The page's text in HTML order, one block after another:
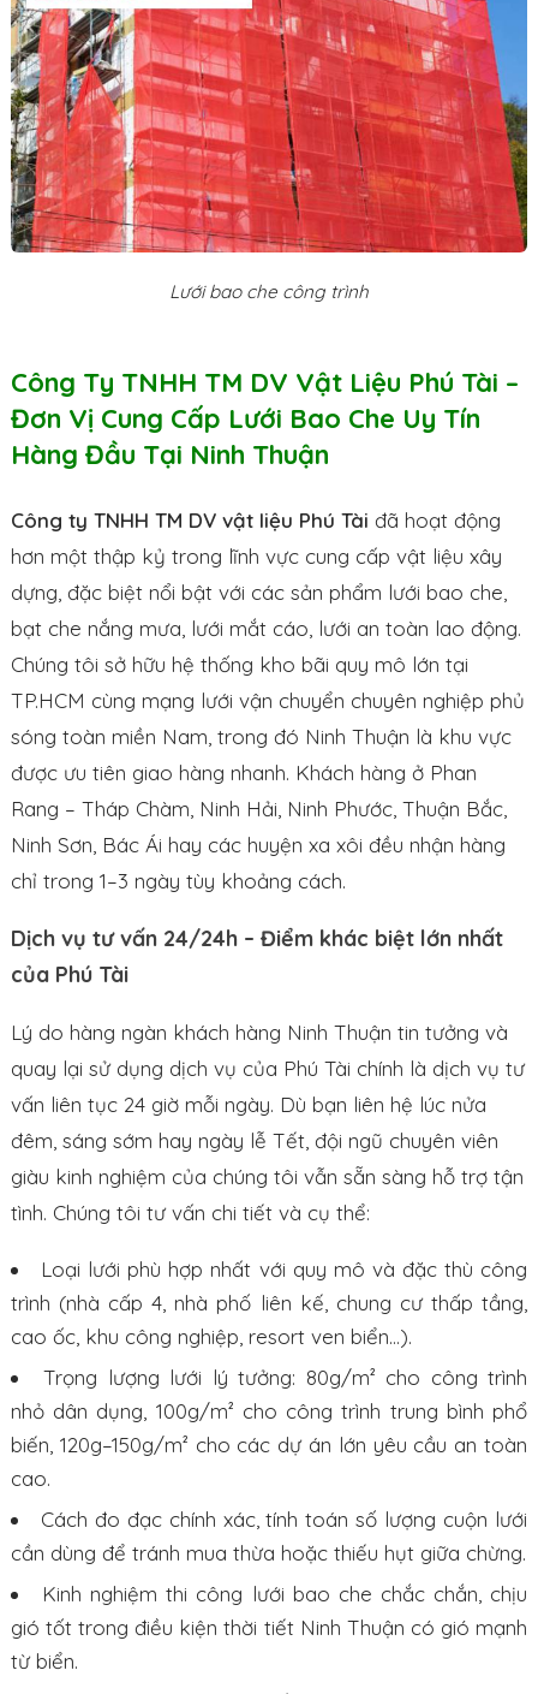
Lưới bao che công trình
Công Ty TNHH TM DV Vật Liệu Phú Tài –
Đơn Vị Cung Cấp Lưới Bao Che Uy Tín
Hàng Đầu Tại Ninh Thuận
Công ty TNHH TM DV vật liệu Phú Tài đã hoạt động
hơn một thập kỷ trong lĩnh vực cung cấp vật liệu xây
dựng, đặc biệt nổi bật với các sản phẩm lưới bao che,
bạt che nắng mưa, lưới mắt cáo, lưới an toàn lao động.
Chúng tôi sở hữu hệ thống kho bãi quy mô lớn tại
TP.HCM cùng mạng lưới vận chuyển chuyên nghiệp phủ
sóng toàn miền Nam, trong đó Ninh Thuận là khu vực
được ưu tiên giao hàng nhanh. Khách hàng ở Phan
Rang – Tháp Chàm, Ninh Hải, Ninh Phước, Thuận Bắc,
Ninh Sơn, Bác Ái hay các huyện xa xôi đều nhận hàng
chỉ trong 1–3 ngày tùy khoảng cách.
Dịch vụ tư vấn 24/24h – Điểm khác biệt lớn nhất
của Phú Tài
Lý do hàng ngàn khách hàng Ninh Thuận tin tưởng và
quay lại sử dụng dịch vụ của Phú Tài chính là dịch vụ tư
vấn liên tục 24 giờ mỗi ngày. Dù bạn liên hệ lúc nửa
đêm, sáng sớm hay ngày lễ Tết, đội ngũ chuyên viên
giàu kinh nghiệm của chúng tôi vẫn sẵn sàng hỗ trợ tận
tình. Chúng tôi tư vấn chi tiết và cụ thể:
Loại lưới phù hợp nhất với quy mô và đặc thù công
trình (nhà cấp 4, nhà phố liên kế, chung cư thấp tầng,
cao ốc, khu công nghiệp, resort ven biển…).
Trọng lượng lưới lý tưởng: 80g/m² cho công trình
nhỏ dân dụng, 100g/m² cho công trình trung bình phổ
biến, 120g–150g/m² cho các dự án lớn yêu cầu an toàn
cao.
Cách đo đạc chính xác, tính toán số lượng cuộn lưới
cần dùng để tránh mua thừa hoặc thiếu hụt giữa chừng.
Kinh nghiệm thi công lưới bao che chắc chắn, chịu
gió tốt trong điều kiện thời tiết Ninh Thuận có gió mạnh
từ biển.